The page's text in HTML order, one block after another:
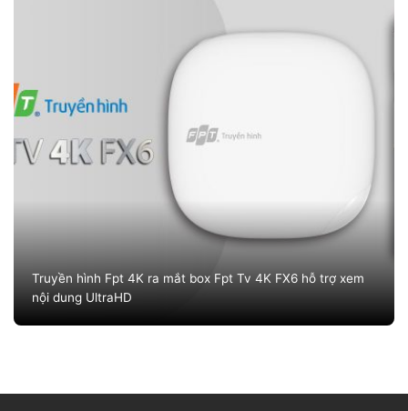
Truyền hình Fpt 4K ra mắt box Fpt Tv 4K FX6 hỗ trợ xem
nội dung UltraHD